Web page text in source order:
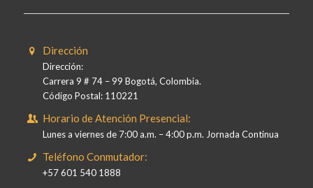
Dirección
Dirección:
Carrera 9 # 74 – 99 Bogotá, Colombia.
Código Postal: 110221
Horario de Atención Presencial:
Lunes a viernes de 7:00 a.m. – 4:00 p.m. Jornada Continua
Teléfono Conmutador:
+57 601 540 1888